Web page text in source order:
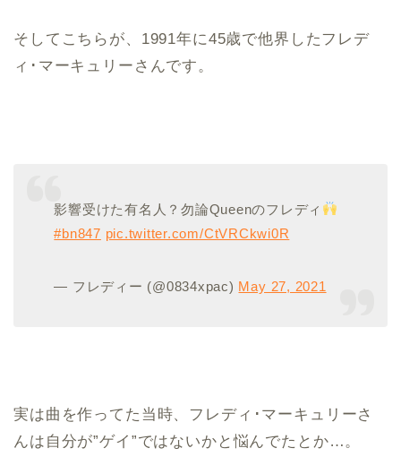
そしてこちらが、1991年に45歳で他界したフレデ
ィ･マーキュリーさんです。
影響受けた有名人？勿論Queenのフレディ
#bn847 pic.twitter.com/CtVRCkwi0R
— フレディー (@0834xpac) May 27, 2021
実は曲を作ってた当時、フレディ･マーキュリーさ
んは自分が”ゲイ”ではないかと悩んでたとか…。